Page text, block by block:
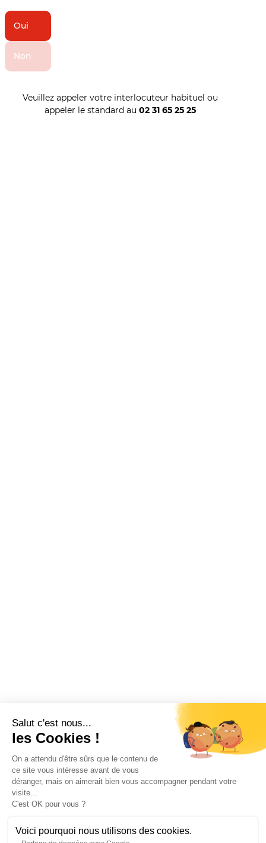
Salut c'est nous...
les Cookies !
On a attendu d'être sûrs que le contenu de
ce site vous intéresse avant de vous
déranger, mais on aimerait bien vous accompagner pendant votre
visite...
C'est OK pour vous ?
Voici pourquoi nous utilisons des cookies.
Oui
Non
Veuillez appeler votre interlocuteur habituel ou
appeler le standard au 02 31 65 25 25